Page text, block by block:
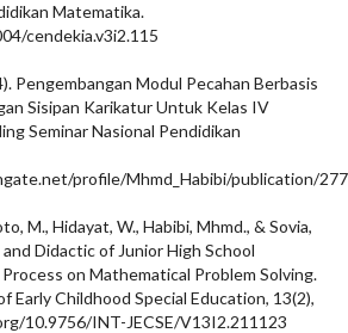
Matematika.
cendekia.v3i2.115
Pengembangan Modul Pecahan Berbasis
Sisipan Karikatur Untuk Kelas IV
Seminar Nasional Pendidikan
profile/Mhmd_Habibi/publication/
M., Hidayat, W., Habibi, Mhmd., & Sovia,
Didactic of Junior High School
on Mathematical Problem Solving.
Early Childhood Special Education, 13(2),
10.9756/INT-JECSE/V13I2.211123